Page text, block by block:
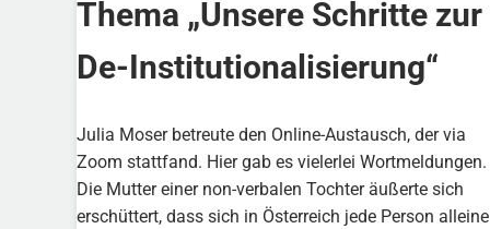
Thema „Unsere Schritte zur
De-Institutionalisierung“
Julia Moser betreute den Online-Austausch, der via
Zoom stattfand. Hier gab es vielerlei Wortmeldungen.
Die Mutter einer non-verbalen Tochter äußerte sich
erschüttert, dass sich in Österreich jede Person alleine